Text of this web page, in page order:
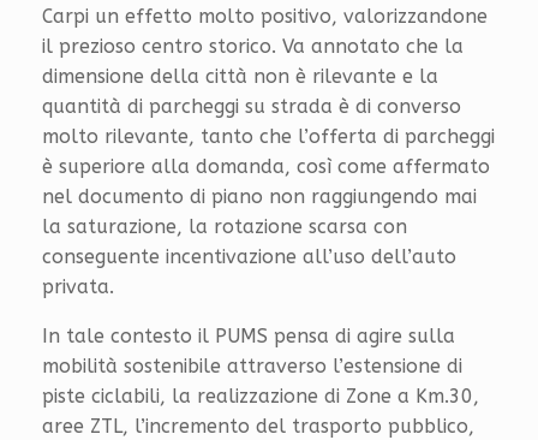
Carpi un effetto molto positivo, valorizzandone
il prezioso centro storico. Va annotato che la
dimensione della città non è rilevante e la
quantità di parcheggi su strada è di converso
molto rilevante, tanto che l’offerta di parcheggi
è superiore alla domanda, così come affermato
nel documento di piano non raggiungendo mai
la saturazione, la rotazione scarsa con
conseguente incentivazione all’uso dell’auto
privata.
In tale contesto il PUMS pensa di agire sulla
mobilità sostenibile attraverso l’estensione di
piste ciclabili, la realizzazione di Zone a Km.30,
aree ZTL, l’incremento del trasporto pubblico,